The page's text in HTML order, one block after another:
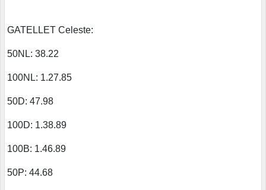
GATELLET Celeste:
50NL: 38.22
100NL: 1.27.85
50D: 47.98
100D: 1.38.89
100B: 1.46.89
50P: 44.68